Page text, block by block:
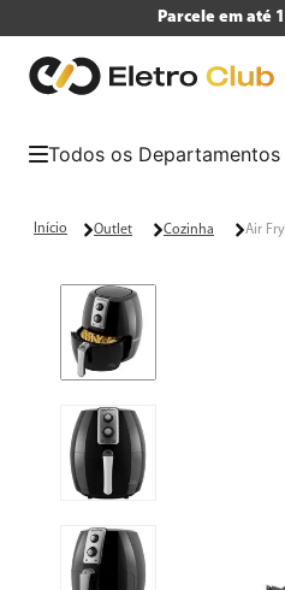
Parcele em até
Outlet Cozinha Air